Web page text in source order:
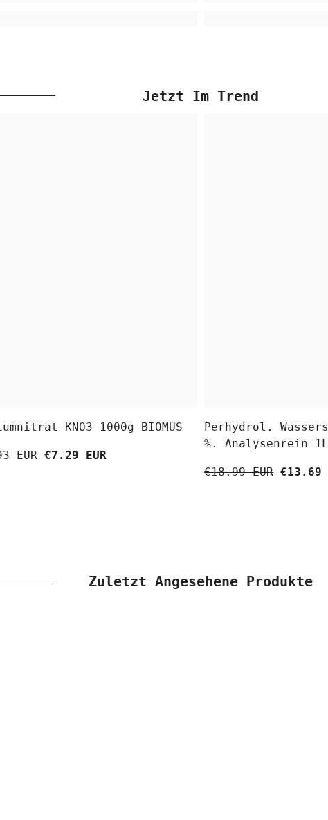
Jetzt Im Trend
KNO3 1000g BIOMUS
EUR €7.29 EUR
Perhydrol.
%. Analysenrein 1L
€18.99 EUR €13.69
Zuletzt Angesehene Produkte